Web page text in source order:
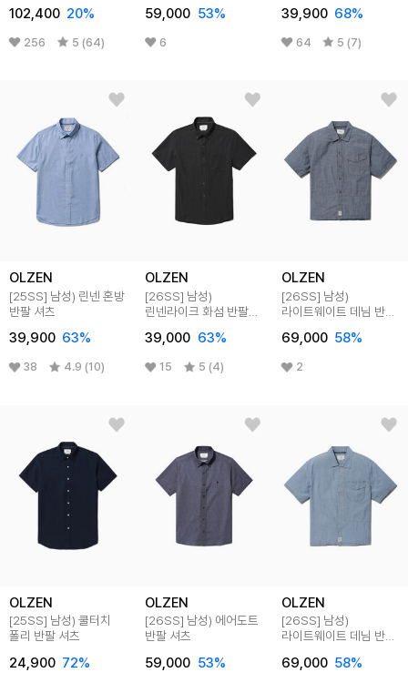
102,400 20%
256 5 (64)
59,000 53%
6
39,900 68%
64 5 (7)
OLZEN
[25SS] 남성) 린넨 혼방
반팔 셔츠
39,900 63%
38 4.9 (10)
OLZEN
[26SS] 남성)
린넨라이크 화섬 반팔
39,000 63%
15 5 (4)
OLZEN
[26SS] 남성)
라이트웨이트 데님 반팔
69,000 58%
2
OLZEN
[25SS] 남성) 쿨터치
폴리 반팔 셔츠
24,900 72%
OLZEN
[26SS] 남성) 에어도트
반팔 셔츠
59,000 53%
OLZEN
[26SS] 남성)
라이트웨이트 데님 반팔
69,000 58%